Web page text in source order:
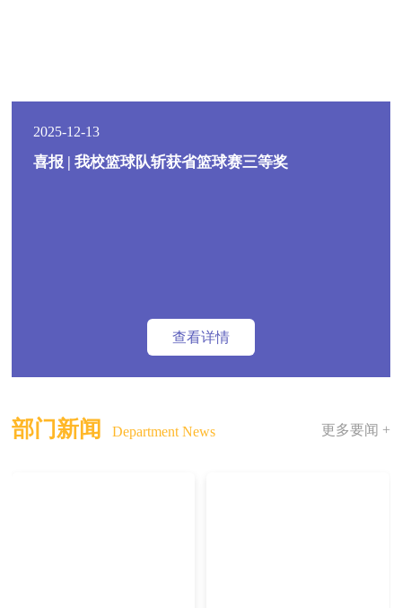
2025-12-13
喜报 | 我校篮球队斩获省篮球赛三等奖
查看详情
部门新闻 Department News 更多要闻 +